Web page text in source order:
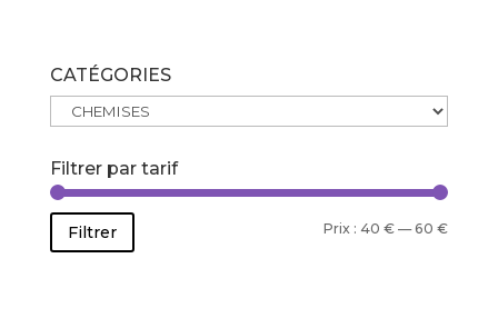
CATÉGORIES
Filtrer par tarif
Prix
Prix
Filtrer Prix :40 € —60 €